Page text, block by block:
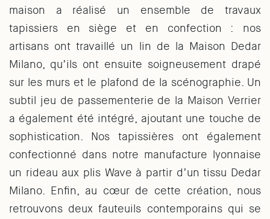
maison a réalisé un ensemble de travaux
tapissiers en siège et en confection : nos
artisans ont travaillé un lin de la Maison Dedar
Milano, qu’ils ont ensuite soigneusement drapé
sur les murs et le plafond de la scénographie. Un
subtil jeu de passementerie de la Maison Verrier
a également été intégré, ajoutant une touche de
sophistication. Nos tapissières ont également
confectionné dans notre manufacture lyonnaise
un rideau aux plis Wave à partir d’un tissu Dedar
Milano. Enfin, au cœur de cette création, nous
retrouvons deux fauteuils contemporains qui se